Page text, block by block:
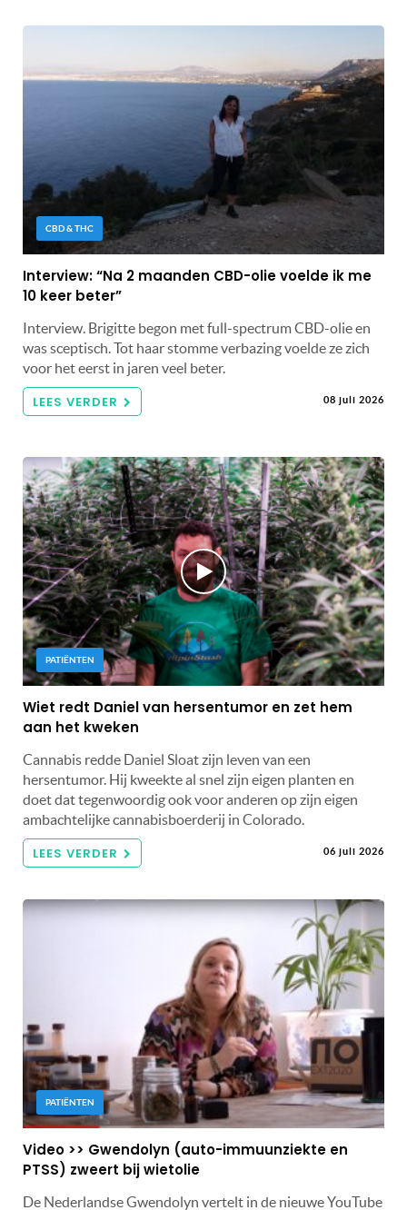
CBD & THC
Interview: “Na 2 maanden CBD-olie voelde ik me
10 keer beter”
Interview. Brigitte begon met full-spectrum CBD-olie en
was sceptisch. Tot haar stomme verbazing voelde ze zich
voor het eerst in jaren veel beter.
LEES VERDER 08 juli 2026
PATIËNTEN
Wiet redt Daniel van hersentumor en zet hem
aan het kweken
Cannabis redde Daniel Sloat zijn leven van een
hersentumor. Hij kweekte al snel zijn eigen planten en
doet dat tegenwoordig ook voor anderen op zijn eigen
ambachtelijke cannabisboerderij in Colorado.
LEES VERDER 06 juli 2026
PATIËNTEN
Video >> Gwendolyn (auto-immuunziekte en
PTSS) zweert bij wietolie
De Nederlandse Gwendolyn vertelt in de nieuwe YouTube